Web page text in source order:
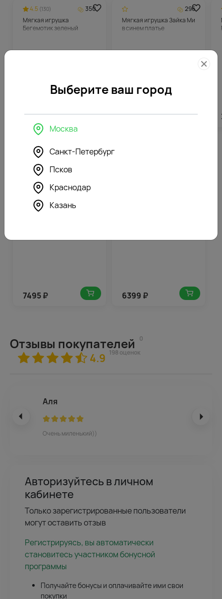
4.5 (130)
350
Мягкая игрушка
Бегемотик зеленый
6988₽
296
Мягкая игрушка Зайка Ми
в синем платье
5912₽
Похожие товары
4.9(198)
375
Букет цветов из белой
розы и хризантемы в
7495₽ 6399 ₽
Отзывы покупателей 0
4.9 198 оценок
Аля
Очень миленький))
Авторизуйтесь в личном
кабинете
Только зарегистрированные пользователи
могут оставить отзыв
Регистрируясь, вы автоматически
становитесь участником бонусной
программы
Получайте бонусы и оплачивайте ими свои
покупки
Выберите ваш город
Москва
Санкт-Петербург
Псков
Краснодар
Казань